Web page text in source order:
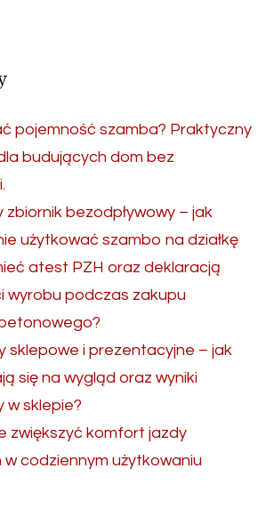
pojemność szamba? Praktyczny
budujących dom bez
zbiornik bezodpływowy – jak
użytkować szambo na działkę
atest PZH oraz deklaracją
wyrobu podczas zakupu
sklepowe i prezentacyjne – jak
się na wygląd oraz wyniki
w sklepie?
zwiększyć komfort jazdy
codziennym użytkowaniu